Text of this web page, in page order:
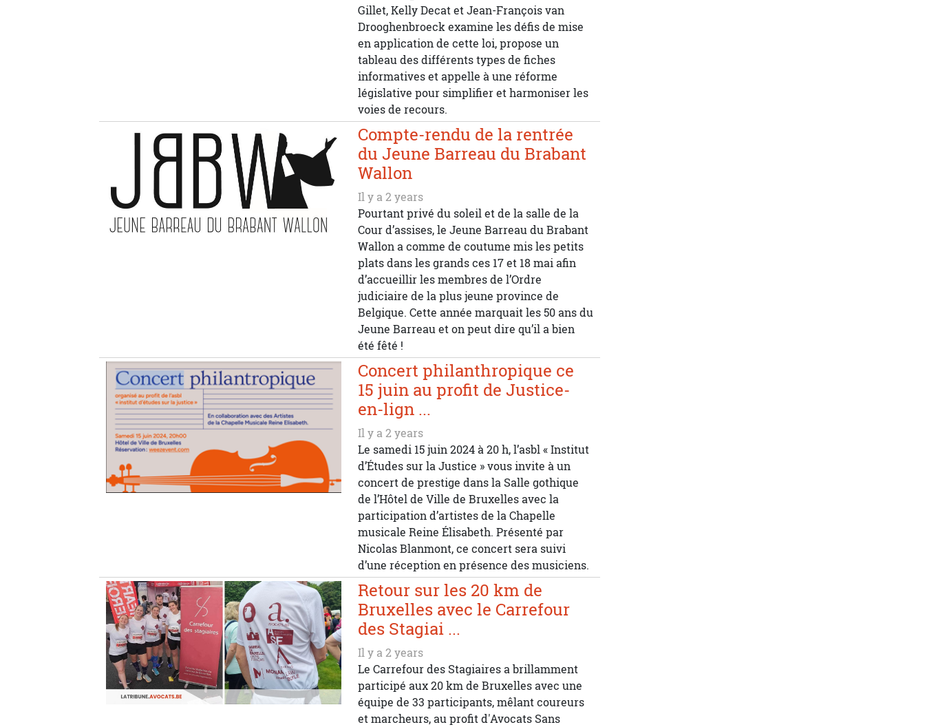
Gillet, Kelly Decat et Jean-François van
Drooghenbroeck examine les défis de mise
en application de cette loi, propose un
tableau des différents types de fiches
informatives et appelle à une réforme
législative pour simplifier et harmoniser les
voies de recours.
Compte-rendu de la rentrée
du Jeune Barreau du Brabant
Wallon
Il y a 2 years
Pourtant privé du soleil et de la salle de la
Cour d’assises, le Jeune Barreau du Brabant
Wallon a comme de coutume mis les petits
plats dans les grands ces 17 et 18 mai afin
d’accueillir les membres de l’Ordre
judiciaire de la plus jeune province de
Belgique. Cette année marquait les 50 ans du
Jeune Barreau et on peut dire qu’il a bien
été fêté !
Concert philanthropique ce
15 juin au profit de Justice-
en-lign ...
Il y a 2 years
Le samedi 15 juin 2024 à 20 h, l’asbl « Institut
d’Études sur la Justice » vous invite à un
concert de prestige dans la Salle gothique
de l’Hôtel de Ville de Bruxelles avec la
participation d’artistes de la Chapelle
musicale Reine Élisabeth. Présenté par
Nicolas Blanmont, ce concert sera suivi
d’une réception en présence des musiciens.
Retour sur les 20 km de
Bruxelles avec le Carrefour
des Stagiai ...
Il y a 2 years
Le Carrefour des Stagiaires a brillamment
participé aux 20 km de Bruxelles avec une
équipe de 33 participants, mêlant coureurs
et marcheurs, au profit d'Avocats Sans